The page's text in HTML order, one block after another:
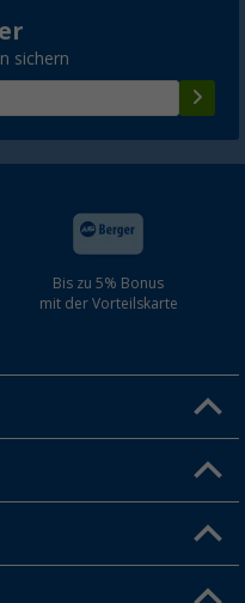
sichern
Bis zu 5% Bonus
mit der Vorteilskarte